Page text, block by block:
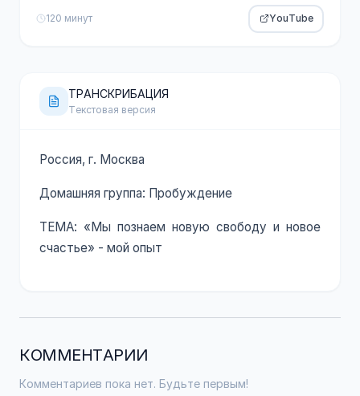
120 минут YouTube
ТРАНСКРИБАЦИЯ
Текстовая версия
Россия, г. Москва
Домашняя группа: Пробуждение
ТЕМА: «Мы познаем новую свободу и новое
счастье» - мой опыт
КОММЕНТАРИИ
Комментариев пока нет. Будьте первым!